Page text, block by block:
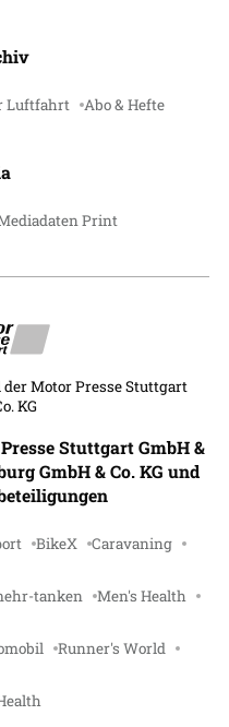
Luftfahrt Abo & Hefte
Print
der Motor Presse Stuttgart
KG
Stuttgart GmbH &
GmbH & Co. KG und
BikeX Caravaning
tanken Men's Health
Runner's World